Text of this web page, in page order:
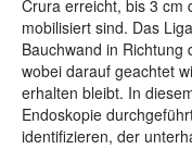
Crura erreicht, bis 3 cm
mobilisiert sind. Das
Bauchwand in
wobei darauf geachtet
erhalten bleibt. In
Endoskopie
identifizieren, der